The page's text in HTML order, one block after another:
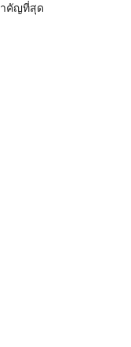
คัญที่สุด